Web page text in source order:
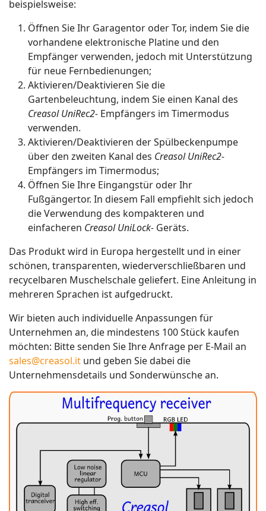
beispielsweise:
Öffnen Sie Ihr Garagentor oder Tor, indem Sie die
vorhandene elektronische Platine und den
Empfänger verwenden, jedoch mit Unterstützung
für neue Fernbedienungen;
Aktivieren/Deaktivieren Sie die
Gartenbeleuchtung, indem Sie einen Kanal des
Creasol UniRec2- Empfängers im Timermodus
verwenden.
Aktivieren/Deaktivieren der Spülbeckenpumpe
über den zweiten Kanal des Creasol UniRec2-
Empfängers im Timermodus;
Öffnen Sie Ihre Eingangstür oder Ihr
Fußgängertor. In diesem Fall empfiehlt sich jedoch
die Verwendung des kompakteren und
einfacheren Creasol UniLock- Geräts.
Das Produkt wird in Europa hergestellt und in einer
schönen, transparenten, wiederverschließbaren und
recycelbaren Muschelschale geliefert. Eine Anleitung in
mehreren Sprachen ist aufgedruckt.
Wir bieten auch individuelle Anpassungen für
Unternehmen an, die mindestens 100 Stück kaufen
möchten: Bitte senden Sie Ihre Anfrage per E-Mail an
sales@creasol.it und geben Sie dabei die
Unternehmensdetails und Sonderwünsche an.